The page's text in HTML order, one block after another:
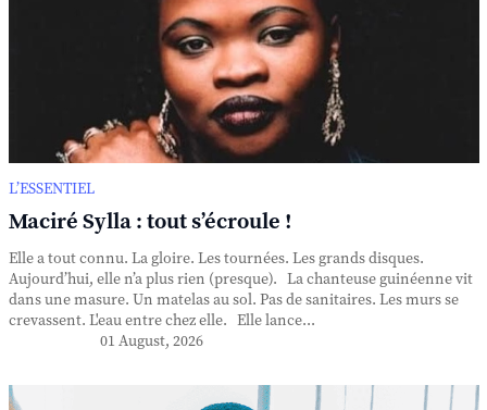
L’ESSENTIEL
Maciré Sylla : tout s’écroule !
Elle a tout connu. La gloire. Les tournées. Les grands disques.
Aujourd’hui, elle n’a plus rien (presque). La chanteuse guinéenne vit
dans une masure. Un matelas au sol. Pas de sanitaires. Les murs se
crevassent. L'eau entre chez elle. Elle lance...
01 August, 2026